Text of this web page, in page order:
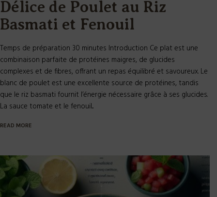
Délice de Poulet au Riz
Basmati et Fenouil
Temps de préparation 30 minutes Introduction Ce plat est une
combinaison parfaite de protéines maigres, de glucides
complexes et de fibres, offrant un repas équilibré et savoureux. Le
blanc de poulet est une excellente source de protéines, tandis
que le riz basmati fournit l’énergie nécessaire grâce à ses glucides.
La sauce tomate et le fenouil...
READ MORE